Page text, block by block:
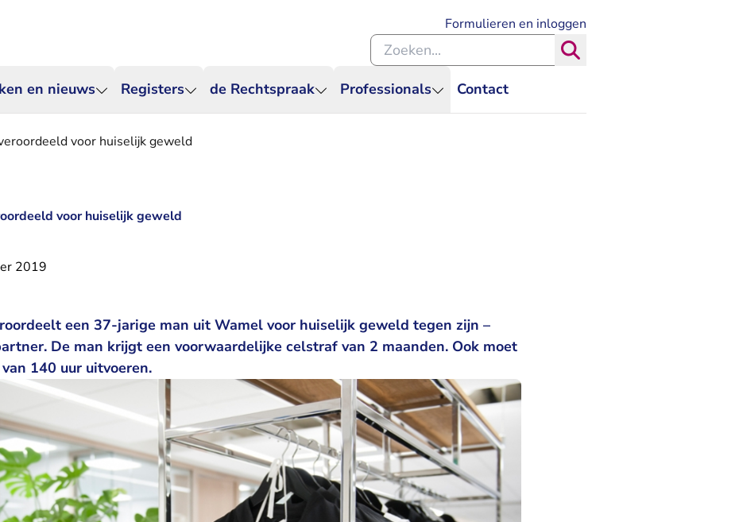
en nieuws Registers de Rechtspraak Professionals Contact
Formulieren en inloggen
Zoeken binnen de Rechtspraak
voor huiselijk geweld
voor huiselijk geweld
2019
een 37-jarige man uit Wamel voor huiselijk geweld tegen zijn –
De man krijgt een voorwaardelijke celstraf van 2 maanden. Ook moet
140 uur uitvoeren.